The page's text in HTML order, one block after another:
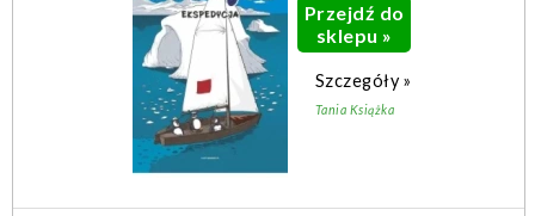
Przejdź do
sklepu »
Szczegóły »
Tania Książka